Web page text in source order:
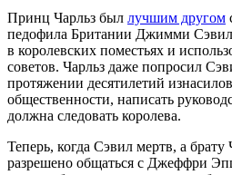
Принц Чарльз был лучшим другом
педофила Британии Джимми
в королевских поместьях и
советов. Чарльз даже попросил
протяжении десятилетий
общественности, написать
должна следовать королева.
Теперь, когда Сэвил мертв, а
разрешено общаться с Джеффри